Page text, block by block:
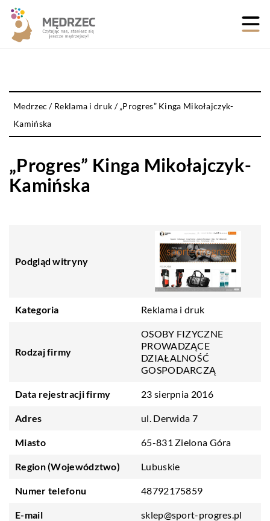
Medrzec / Reklama i druk /„Progres” Kinga Mikołajczyk-
Kamińska
„Progres” Kinga Mikołajczyk-
Kamińska
Podgląd witryny
Kategoria Reklama i druk
Rodzaj firmy
OSOBY FIZYCZNE
PROWADZĄCE
DZIAŁALNOŚĆ
GOSPODARCZĄ
Data rejestracji firmy 23 sierpnia 2016
Adres ul. Derwida 7
Miasto 65-831 Zielona Góra
Region (Województwo) Lubuskie
Numer telefonu 48792175859
E-mail sklep@sport-progres.pl